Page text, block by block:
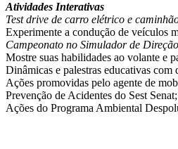
Atividades Interativas
Test drive de carro elétrico e
Experimente a condução de veículos
Campeonato no Simulador de
Mostre suas habilidades ao volante e
Dinâmicas e palestras educativas com
Ações promovidas pelo agente de
Prevenção de Acidentes do Sest Senat;
Ações do Programa Ambiental